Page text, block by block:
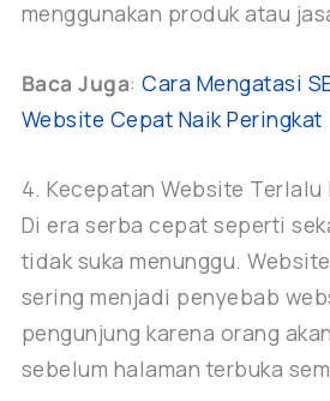
menggunakan produk atau
Baca Juga: Cara Mengatasi
Website Cepat Naik Peringkat
4. Kecepatan Website Terlalu
Di era serba cepat seperti
tidak suka menunggu.
sering menjadi penyebab
pengunjung karena orang
sebelum halaman terbuka